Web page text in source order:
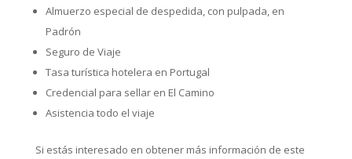
Almuerzo especial de despedida, con pulpada, en
Padrón
Seguro de Viaje
Tasa turística hotelera en Portugal
Credencial para sellar en El Camino
Asistencia todo el viaje
Si estás interesado en obtener más información de este